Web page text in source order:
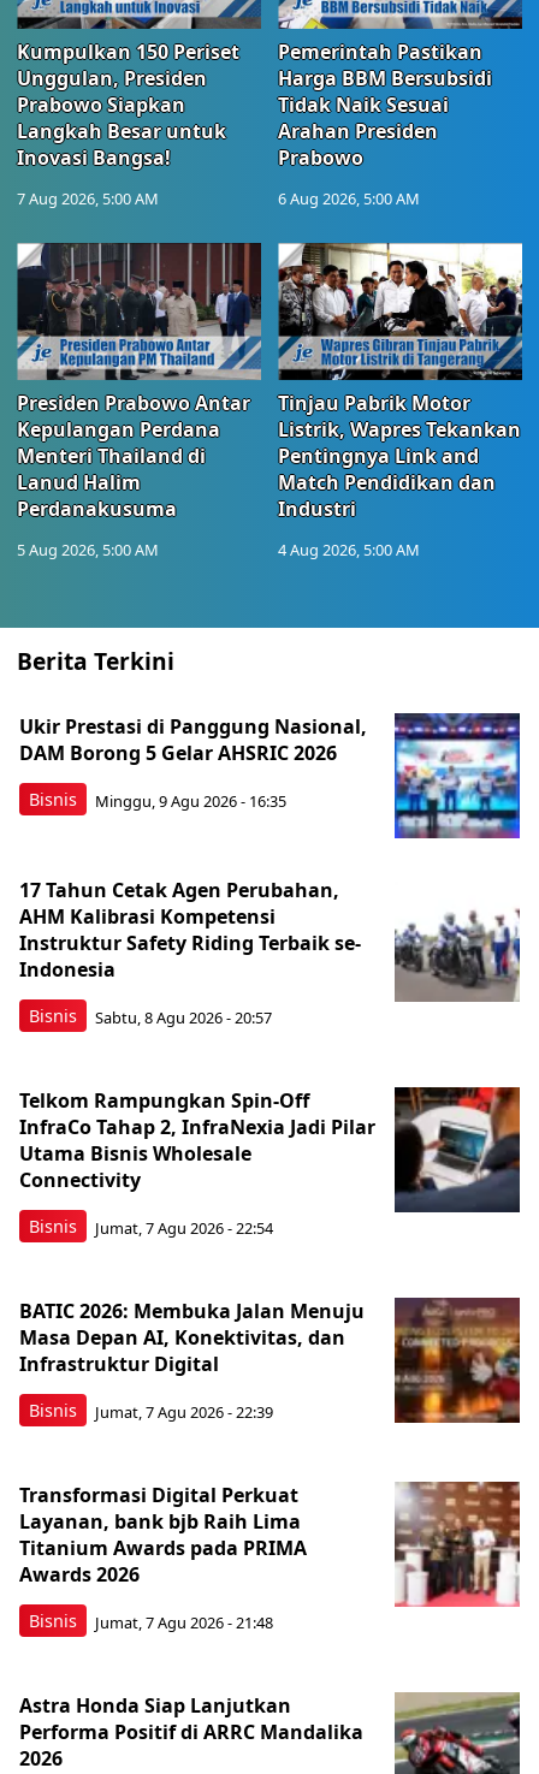
Kumpulkan 150 Periset
Unggulan, Presiden
Prabowo Siapkan
Langkah Besar untuk
Inovasi Bangsa!
7 Aug 2026, 5:00 AM
Pemerintah Pastikan
Harga BBM Bersubsidi
Tidak Naik Sesuai
Arahan Presiden
Prabowo
6 Aug 2026, 5:00 AM
Presiden Prabowo Antar
Kepulangan Perdana
Menteri Thailand di
Lanud Halim
Perdanakusuma
5 Aug 2026, 5:00 AM
Tinjau Pabrik Motor
Listrik, Wapres Tekankan
Pentingnya Link and
Match Pendidikan dan
Industri
4 Aug 2026, 5:00 AM
Berita Terkini
Bisnis
Ukir Prestasi di Panggung Nasional,
DAM Borong 5 Gelar AHSRIC 2026
Minggu, 9 Agu 2026 - 16:35
Bisnis
17 Tahun Cetak Agen Perubahan,
AHM Kalibrasi Kompetensi
Instruktur Safety Riding Terbaik se-
Indonesia
Sabtu, 8 Agu 2026 - 20:57
Bisnis
Telkom Rampungkan Spin-Off
InfraCo Tahap 2, InfraNexia Jadi Pilar
Utama Bisnis Wholesale
Connectivity
Jumat, 7 Agu 2026 - 22:54
Bisnis
BATIC 2026: Membuka Jalan Menuju
Masa Depan AI, Konektivitas, dan
Infrastruktur Digital
Jumat, 7 Agu 2026 - 22:39
Bisnis
Transformasi Digital Perkuat
Layanan, bank bjb Raih Lima
Titanium Awards pada PRIMA
Awards 2026
Jumat, 7 Agu 2026 - 21:48
Astra Honda Siap Lanjutkan
Performa Positif di ARRC Mandalika
2026